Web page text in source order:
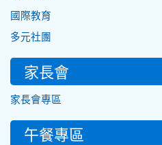
國際教育
多元社團
家長會
家長會專區
午餐專區